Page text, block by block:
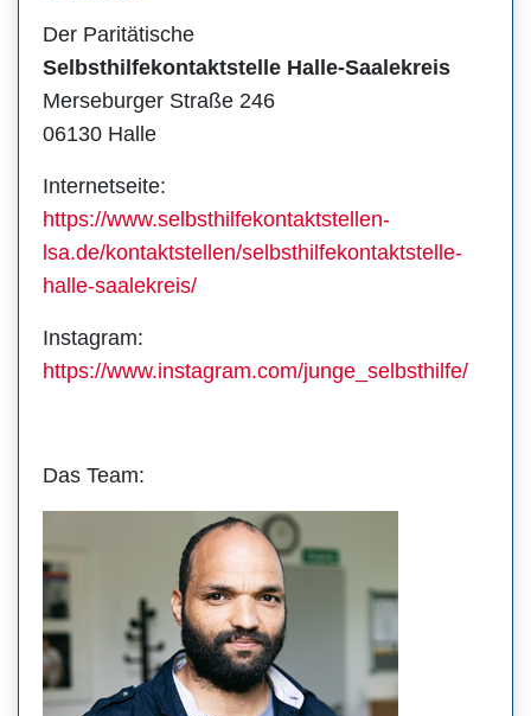
Der Paritätische
Selbsthilfekontaktstelle Halle-Saalekreis
Merseburger Straße 246
06130 Halle
Internetseite:
https://www.selbsthilfekontaktstellen-
lsa.de/kontaktstellen/selbsthilfekontaktstelle-
halle-saalekreis/
Instagram:
https://www.instagram.com/junge_selbsthilfe/
Das Team: